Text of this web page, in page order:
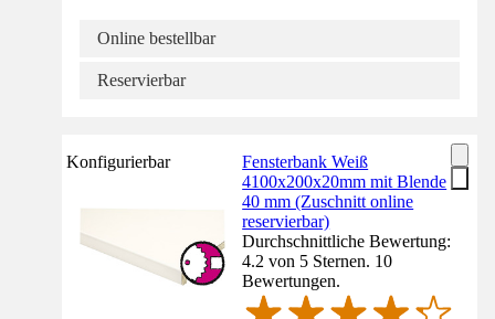
Online bestellbar
Reservierbar
Konfigurierbar
Fensterbank Weiß
4100x200x20mm mit Blende
40 mm (Zuschnitt online
reservierbar)
Durchschnittliche Bewertung:
4.2 von 5 Sternen. 10
Bewertungen.